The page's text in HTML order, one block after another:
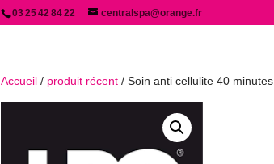
03 25 42 84 22 centralspa@orange.fr
Accueil/ produit récent/ Soin anti cellulite 40 minutes